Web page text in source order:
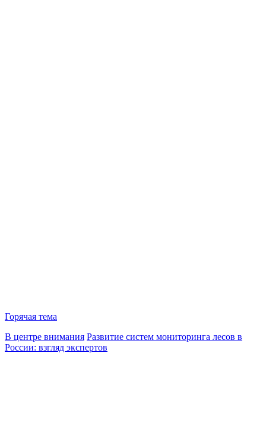
Горячая тема
В центре внимания Развитие систем мониторинга лесов в
России: взгляд экспертов